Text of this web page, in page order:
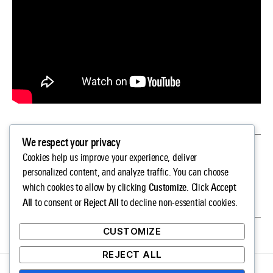
12 m² akciótér – közösségi hímzés Szabó
Eszter Ágnessel
Interjú Maja és Reuben Fowkes-szal
We respect your privacy
Cookies help us improve your experience, deliver
personalized content, and analyze traffic. You can choose
which cookies to allow by clicking Customize. ClickAccept
All to consent or Reject All to decline non-essential cookies.
CUSTOMIZE
REJECT ALL